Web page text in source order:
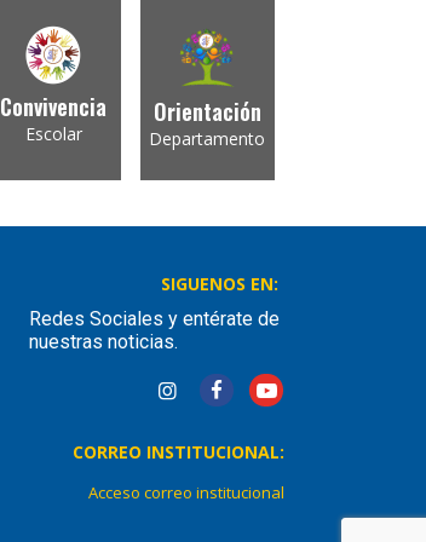
Convivencia
Escolar
Orientación
Departamento
SIGUENOS EN:
Redes Sociales y entérate de
nuestras noticias.
CORREO INSTITUCIONAL:
Acceso correo institucional